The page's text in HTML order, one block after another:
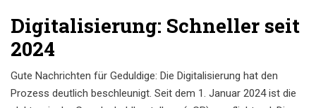
Digitalisierung: Schneller seit
2024
Gute Nachrichten für Geduldige: Die Digitalisierung hat den
Prozess deutlich beschleunigt. Seit dem 1. Januar 2024 ist die